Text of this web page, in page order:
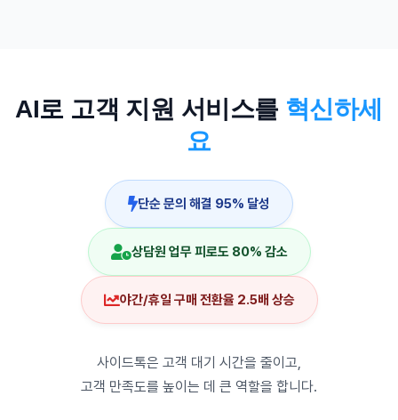
AI로 고객 지원 서비스를 혁신하세
요
단순 문의 해결 95% 달성
상담원 업무 피로도 80% 감소
야간/휴일 구매 전환율 2.5배 상승
사이드톡은 고객 대기 시간을 줄이고,
고객 만족도를 높이는 데 큰 역할을 합니다.